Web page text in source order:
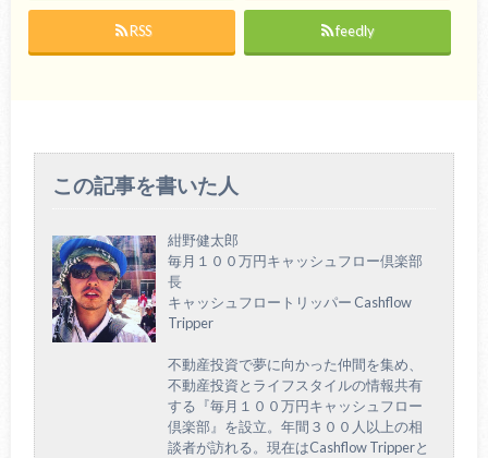
RSS feedly
この記事を書いた人
紺野健太郎
毎月１００万円キャッシュフロー倶楽部
長
キャッシュフロートリッパー Cashflow
Tripper
不動産投資で夢に向かった仲間を集め、
不動産投資とライフスタイルの情報共有
する『毎月１００万円キャッシュフロー
倶楽部』を設立。年間３００人以上の相
談者が訪れる。現在はCashflow Tripperと